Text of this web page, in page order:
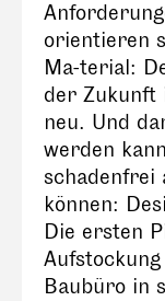
orientieren
Ma-terial:
der Zukunft
neu. Und
werden
schadenfrei
können:
Die ersten
Baubüro in